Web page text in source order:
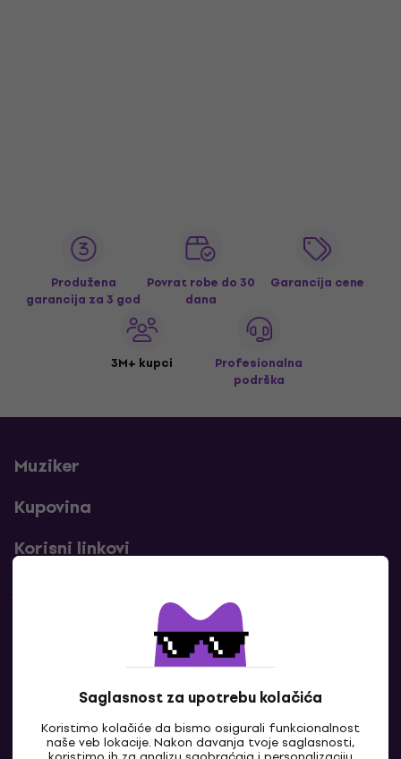
Saglasnost za upotrebu kolačića
Koristimo kolačiće da bismo osigurali funkcionalnost
naše veb lokacije. Nakon davanja tvoje saglasnosti,
Produžena
garancija za 3 god
Povrat robe do 30
dana
Garancija cene
3M+ kupci
Profesionalna
podrška
Muziker
Kupovina
Korisni linkovi
Kontakti
Kontaktiraj nas